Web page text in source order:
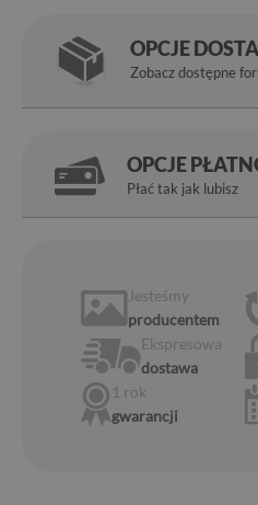
OPCJE
Zobacz dostępne
OPCJE
Płać tak jak lubisz
Jesteśmy
producentem
Ekspresowa
dostawa
1 rok
gwarancji